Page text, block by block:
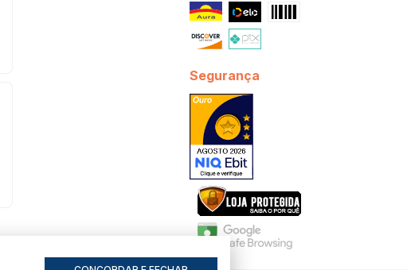
Segurança